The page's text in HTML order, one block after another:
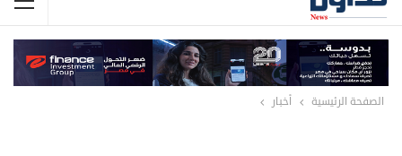
الصفحة الرئيسية أخبار